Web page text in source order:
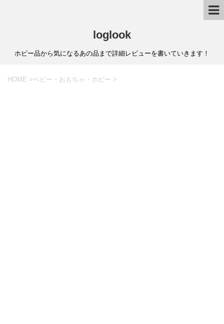
loglook
ホビー品から気になるあの品まで詳細レビューを書いていきます！
HOME >ベビー・おもちゃ・ホビー >